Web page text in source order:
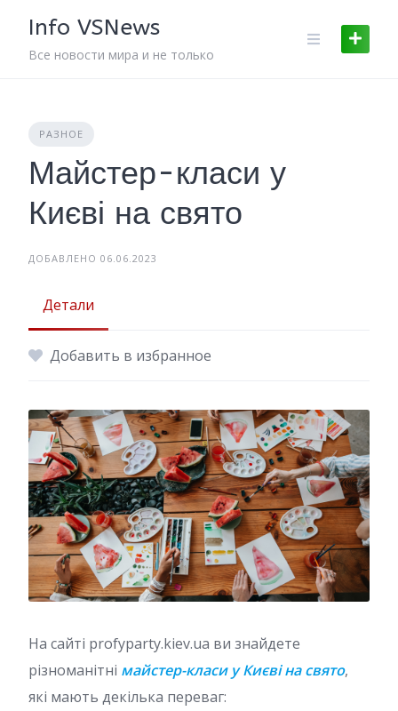
content
Info VSNews
Все новости мира и не только
РАЗНОЕ
Майстер-класи у
Києві на свято
ДОБАВЛЕНО 06.06.2023
Детали
Добавить в избранное
На сайті profyparty.kiev.ua ви знайдете
різноманітні майстер-класи у Києві на свято,
які мають декілька переваг: